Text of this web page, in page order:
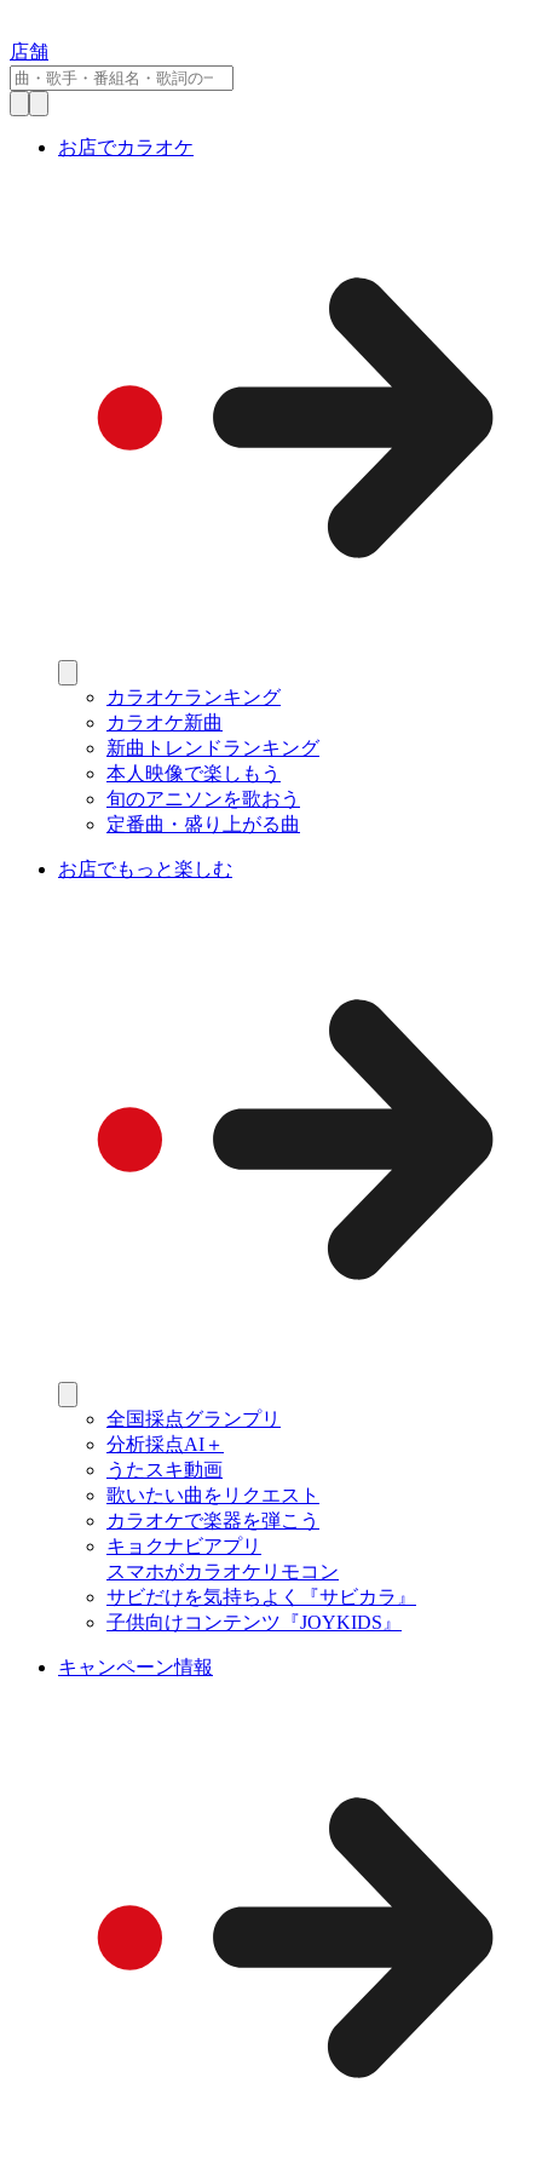
店舗
お店でカラオケ
カラオケランキング
カラオケ新曲
新曲トレンドランキング
本人映像で楽しもう
旬のアニソンを歌おう
定番曲・盛り上がる曲
お店でもっと楽しむ
全国採点グランプリ
分析採点AI＋
うたスキ動画
歌いたい曲をリクエスト
カラオケで楽器を弾こう
キョクナビアプリ
スマホがカラオケリモコン
サビだけを気持ちよく『サビカラ』
子供向けコンテンツ『JOYKIDS』
キャンペーン情報